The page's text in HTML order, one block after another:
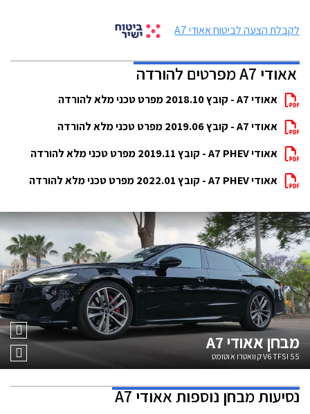
לקבלת הצעה לביטוח אאודי A7
אאודי A7 מפרטים להורדה
אאודי A7 - קובץ 2018.10 מפרט טכני מלא להורדה
אאודי A7 - קובץ 2019.06 מפרט טכני מלא להורדה
אאודי A7 PHEV - קובץ 2019.11 מפרט טכני מלא להורדה
אאודי A7 PHEV - קובץ 2022.01 מפרט טכני מלא להורדה
מבחןאאודי A7
55 V6 TFSI קוואטרו אוטומט
נסיעות מבחן נוספותאאודי A7